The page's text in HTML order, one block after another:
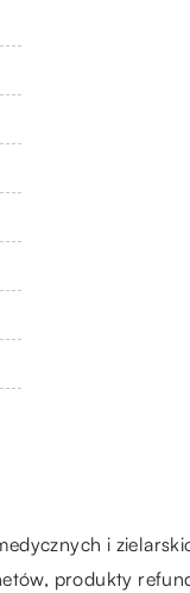
i
produkty